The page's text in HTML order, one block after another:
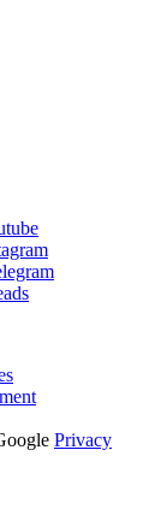
Privacy